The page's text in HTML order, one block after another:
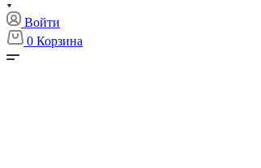
Войти
0 Корзина